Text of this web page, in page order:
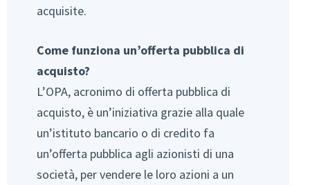
acquisite.
Come funziona un’offerta pubblica di
acquisto?
L’OPA, acronimo di offerta pubblica di
acquisto, è un’iniziativa grazie alla quale
un’istituto bancario o di credito fa
un’offerta pubblica agli azionisti di una
società, per vendere le loro azioni a un